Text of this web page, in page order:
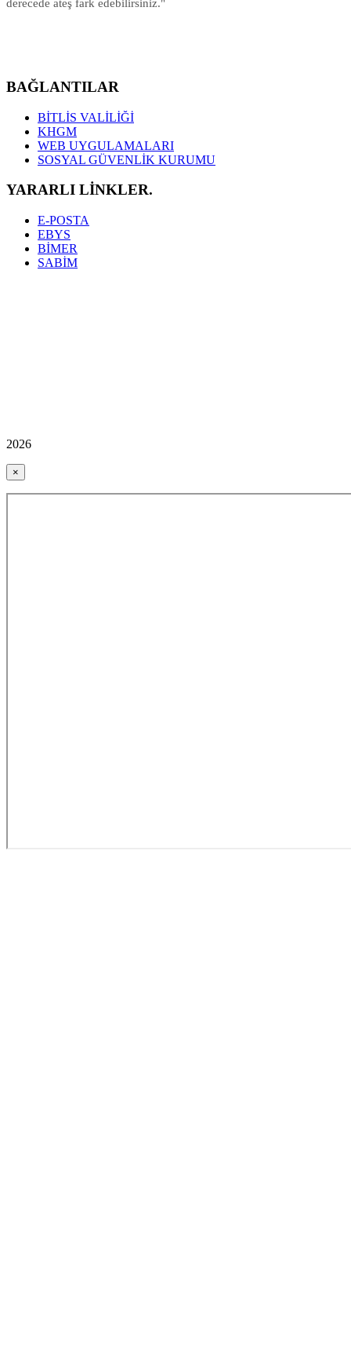
derecede ateş fark edebilirsiniz."
BAĞLANTILAR
BİTLİS VALİLİĞİ
KHGM
WEB UYGULAMALARI
SOSYAL GÜVENLİK KURUMU
YARARLI LİNKLER.
E-POSTA
EBYS
BİMER
SABİM
2026
×